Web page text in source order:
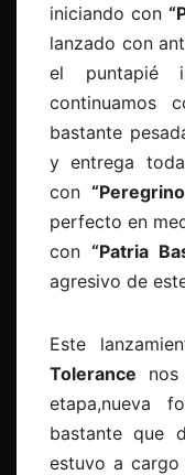
iniciando con
lanzado con
el puntapié
continuamos
bastante
y entrega
con
perfecto en
con “Patria
agresivo de
Este
Tolerance
etapa,nueva
bastante que
estuvo a